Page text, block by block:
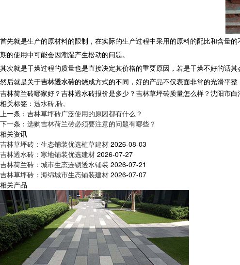
首先就是生产的原材料的限制，在实际的生产过程中采用的原料的配比和含量
期的使用中可能会因潮湿产生松动的问题。
其次就是干燥过程的质量也是直接决定其价格的重要原因，若是干燥不好的话其
然后就是关于吉林透水砖的烧成方式的不同，好的产品不仅表面非常的光滑平
吉林荷兰砖哪家好？吉林透水砖报价是多少？吉林草坪砖质量怎么样？沈阳市
相关标签： 透水砖,砖,
上一条： 吉林草坪砖广泛使用的原因都有什么？
下一条： 选购吉林荷兰砖必须要注意的问题有哪些？
相关资讯
吉林草坪砖：生态铺装优选植草建材 2026-08-03
吉林透水砖：寒地铺装优选建材 2026-07-27
吉林荷兰砖：城市生态连锁透水铺装 2026-07-21
吉林草坪砖：海绵城市生态铺装建材 2026-07-07
相关产品